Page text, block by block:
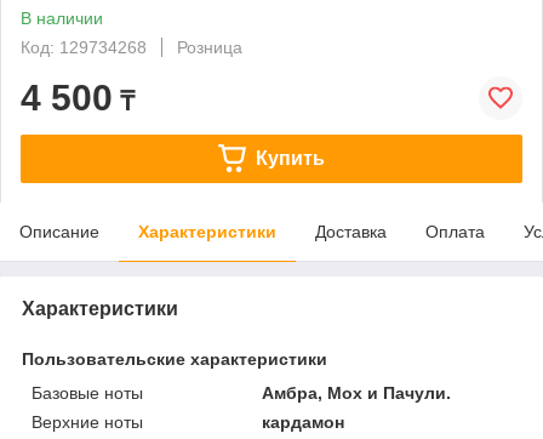
В наличии
Код: 129734268
Розница
4 500 ₸
Купить
Описание Характеристики Доставка Оплата
Характеристики
Пользовательские характеристики
Базовые ноты
Амбра, Мох и Пачули.
Верхние ноты
кардамон